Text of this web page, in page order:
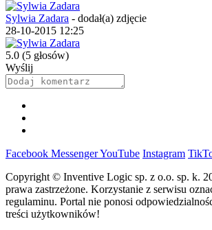
Sylwia Zadara - dodał(a) zdjęcie
28-10-2015 12:25
5.0 (5 głosów)
Wyślij
Facebook MessengerYouTube Instagram
Copyright © Inventive Logic sp. z o.o. sp. k.
prawa zastrzeżone. Korzystanie z serwisu
regulaminu. Portal nie ponosi
treści użytkowników!